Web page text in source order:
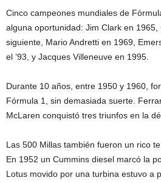
Cinco campeones mundiales de
alguna oportunidad: Jim Clark en 1965,
siguiente, Mario Andretti en 1969,
el ’93, y Jacques Villeneuve en 1995.
Durante 10 años, entre 1950 y 1960,
Fórmula 1, sin demasiada suerte.
McLaren conquistó tres triunfos en la
Las 500 Millas también fueron un rico
En 1952 un Cummins diesel marcó la
Lotus movido por una turbina estuvo a